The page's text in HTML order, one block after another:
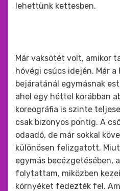
lehettünk kettesben.
Már vaksötét volt, amikor
hóvégi csúcs idején. Már a
bejáratánál egymásnak
ahol egy héttel korábban
koreográfia is szinte
csak bizonyos pontig. A
odaadó, de már sokkal
különösen felizgatott.
egymás becézgetésében,
folytattam, miközben
környéket fedezték fel.